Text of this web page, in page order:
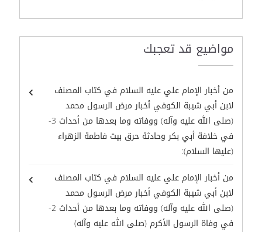
مواضيع قد تعجبك
من أخبار الإمام علي عليه السلام في كتاب المصنف
لابن أبي شيبة الكوفي أخبار مرض الرسول محمد
(صلى الله عليه وآله) ووفاته وما بعدها من أحداث 3-
في خلافة أبي بكر وحادثة حرق بيت فاطمة الزهراء
(عليها السلام):
من أخبار الإمام علي عليه السلام في كتاب المصنف
لابن أبي شيبة الكوفي أخبار مرض الرسول محمد
(صلى الله عليه وآله) ووفاته وما بعدها من أحداث 2-
في وفاة الرسول الأكرم (صلى الله عليه وآله)